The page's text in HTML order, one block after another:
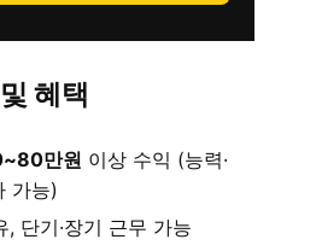
혜택
만원 이상 수익 (능력·
가능)
, 단기·장기 근무 가능